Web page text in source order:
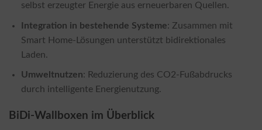
selbst erzeugter Energie aus erneuerbaren Quellen.
Integration in bestehende Systeme: Zusammen mit
Smart Home-Lösungen unterstützt bidirektionales
Laden.
Umweltnutzen: Reduzierung des CO2-Fußabdrucks
durch intelligente Energienutzung.
BiDi-Wallboxen im Überblick